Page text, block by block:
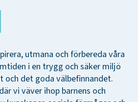
utmana och förbereda våra
i en trygg och säker miljö
det goda välbefinnandet.
vi väver ihop barnens och